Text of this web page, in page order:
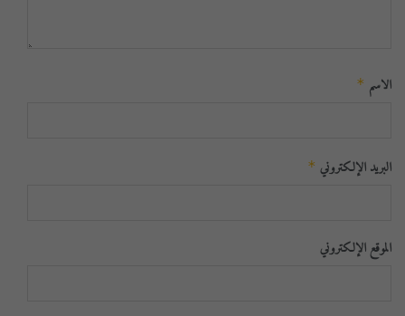
الاسم *
البريد الإلكتروني *
الموقع الإلكتروني